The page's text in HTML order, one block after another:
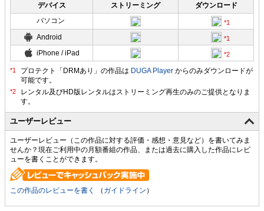
デバイス ストリーミング
ダウンロード
パソコン
Android
iPhone / iPad
プロテクト「DRMあり」の作品は DUGA Player からのみダウンロードが
可能です。
ユーザーレビュー
ユーザーレビュー（この作品に対する評価・感想・意見など）を書いてみま
せんか？現在ご利用中の月額番組の作品、または過去に購入した作品にレビ
ューを書くことができます。
この作品のレビューを書く （ ガイドライン ）